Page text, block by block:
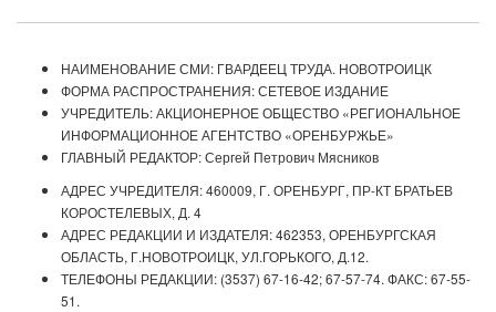
НАИМЕНОВАНИЕ СМИ: ГВАРДЕЕЦ ТРУДА. НОВОТРОИЦК
ФОРМА РАСПРОСТРАНЕНИЯ: СЕТЕВОЕ ИЗДАНИЕ
УЧРЕДИТЕЛЬ: АКЦИОНЕРНОЕ ОБЩЕСТВО «РЕГИОНАЛЬНОЕ
ИНФОРМАЦИОННОЕ АГЕНТСТВО «ОРЕНБУРЖЬЕ»
ГЛАВНЫЙ РЕДАКТОР: Сергей Петрович Мясников
АДРЕС УЧРЕДИТЕЛЯ: 460009, Г. ОРЕНБУРГ, ПР-КТ БРАТЬЕВ
КОРОСТЕЛЕВЫХ, Д. 4
АДРЕС РЕДАКЦИИ И ИЗДАТЕЛЯ: 462353, ОРЕНБУРГСКАЯ
ОБЛАСТЬ, Г.НОВОТРОИЦК, УЛ.ГОРЬКОГО, Д.12.
ТЕЛЕФОНЫ РЕДАКЦИИ: (3537) 67-16-42; 67-57-74. ФАКС: 67-55-
51.